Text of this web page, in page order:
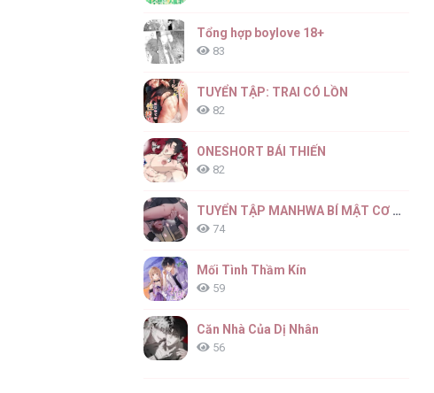
Tổng hợp boylove 18+
83
TUYỂN TẬP: TRAI CÓ LỒN
82
ONESHORT BÁI THIẾN
82
TUYỂN TẬP MANHWA BÍ MẬT CƠ THỂ
74
Mối Tình Thầm Kín
59
Căn Nhà Của Dị Nhân
56